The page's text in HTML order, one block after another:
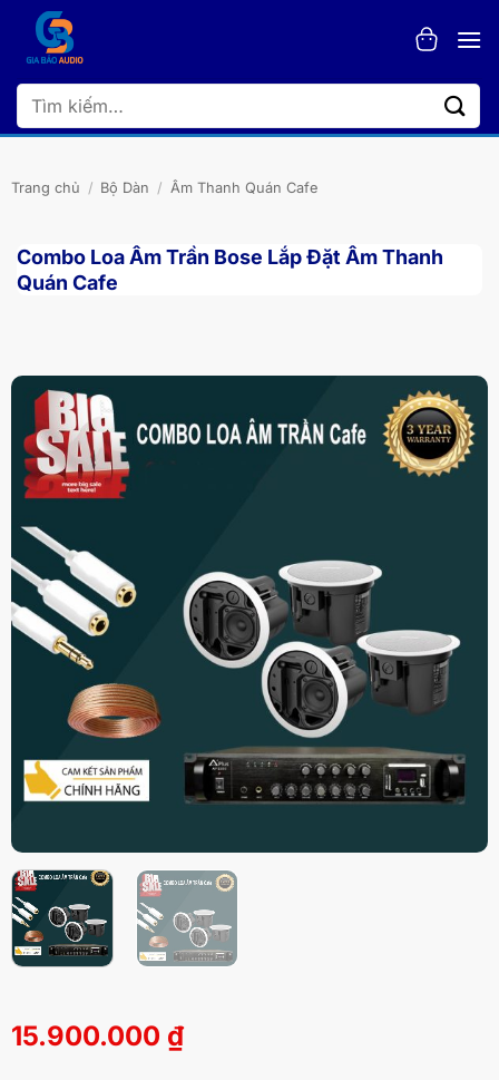
dung
Tìm
kiếm:
Trang chủ / Bộ Dàn / Âm Thanh Quán Cafe
Combo Loa Âm Trần Bose Lắp Đặt Âm Thanh
Quán Cafe
15.900.000 ₫